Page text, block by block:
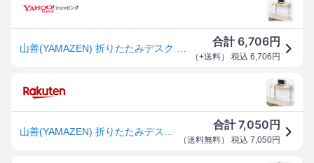
合計6,706円
（+送料） 税込 6,706 円
合計7,050 円
（送料無料） 税込 7,050円